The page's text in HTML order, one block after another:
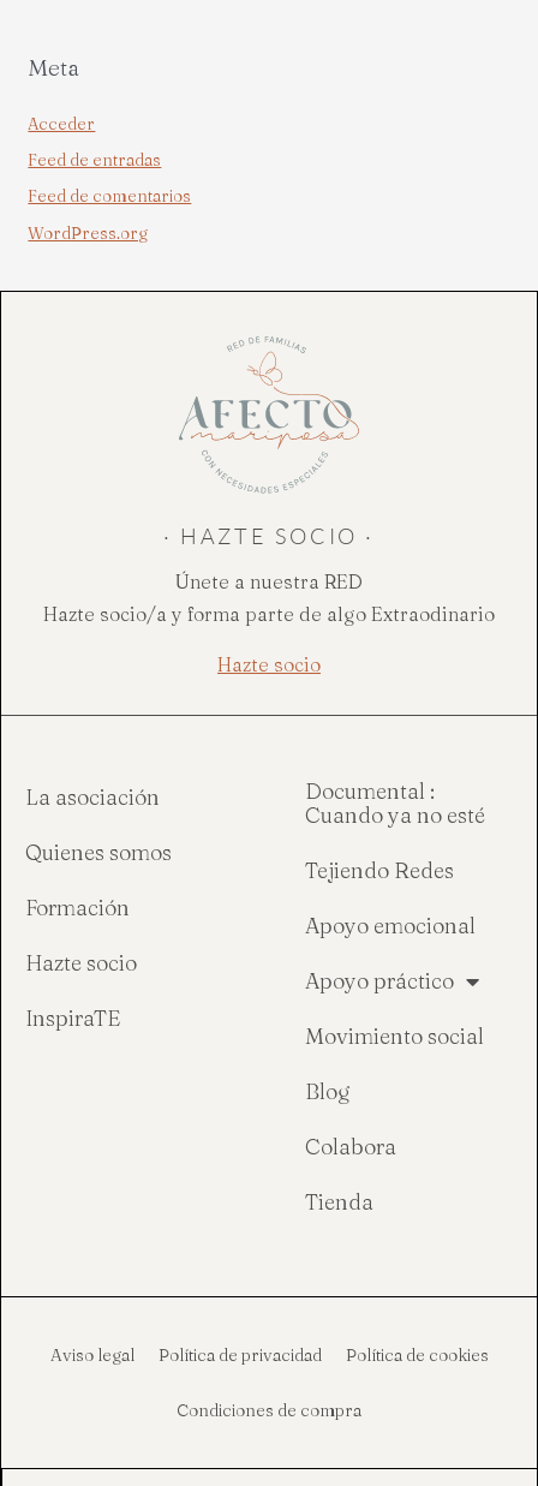
Meta
Acceder
Feed de entradas
Feed de comentarios
WordPress.org
· HAZTE SOCIO ·
Únete a nuestra RED
Hazte socio/a y forma parte de algo Extraodinario
Hazte socio
La asociación
Quienes somos
Formación
Hazte socio
InspiraTE
Documental :
Cuando ya no esté
Tejiendo Redes
Apoyo emocional
Apoyo práctico
Movimiento social
Blog
Colabora
Tienda
Aviso legal Política de privacidad Política de cookies
Condiciones de compra